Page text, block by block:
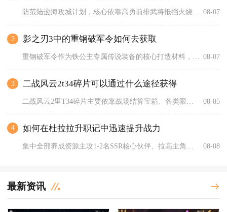
防范陆逊海攻城计划，核心依靠高勇前排武将抵挡火烧战法、多层城... 08-07
2 影之刃3中的重钢破军令如何去获取
08-07
3 二战风云2t34碎片可以通过什么途径获得
08-05
4 如何在杜拉拉升职记中迅速提升战力
08-08
最新资讯